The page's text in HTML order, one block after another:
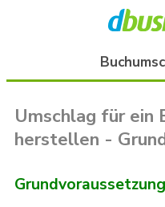
Umschlag für ein
herstellen -
Grundvoraussetzung